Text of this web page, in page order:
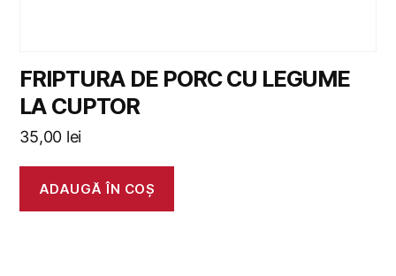
FRIPTURA DE PORC CU LEGUME
LA CUPTOR
35,00 lei
ADAUGĂ ÎN COȘ